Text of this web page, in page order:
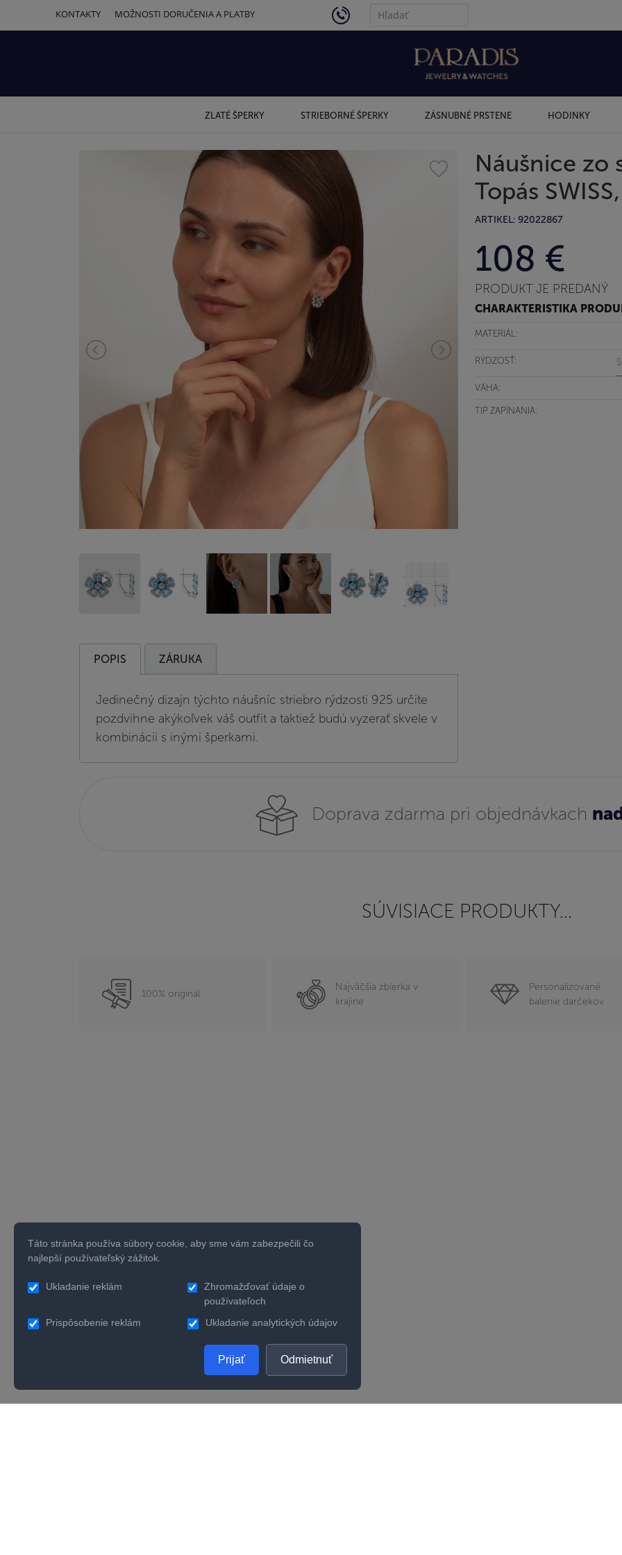
KONTAKTY MOŽNOSTI DORUČENIA A PLATBY 4434
ZLATÉ ŠPERKY STRIEBORNÉ ŠPERKY ZÁSNUBNÉ PRSTENE HODINKY
POPIS ZÁRUKA
Jedinečný dizajn týchto náušníc striebro rýdzosti 925 určite
pozdvihne akýkoľvek váš outfit a taktiež budú vyzerať skvele v
kombinácii s inými šperkami.
Náušnice zo
Topás
ARTIKEL: 92022867
108 €
PRODUKT JE PREDANÝ
CHARAKTERISTIKA
MATERIÁL:
RÝDZOSŤ:
VÁHA:
TIP ZAPÍNANIA:
Doprava zdarma pri objednávkach
SÚVISIACE PRODUKTY...
100% originál
Najväčšia zbierka v
krajine
Personalizované
balenie darčekov
Táto stránka používa súbory cookie, aby sme vám zabezpečili čo
najlepší používateľský zážitok.
Ukladanie reklám
Zhromažďovať údaje o
používateľoch
Prispôsobenie reklám
Ukladanie analytických údajov
Prijať Odmietnuť